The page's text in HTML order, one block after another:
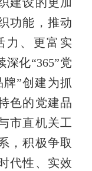
功能，推动
力、更富实
深化“365”党
”创建为抓
色的党建品
市直机关工
，积极争取
代性、实效